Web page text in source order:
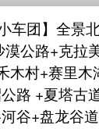
小车团】全景
公路+克拉
木村+赛里
路 +夏塔古
谷+盘龙谷